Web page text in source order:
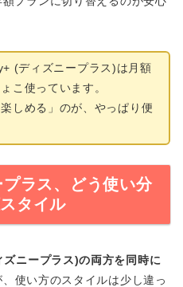
(ディズニープラス)は月額
こ使っています。
楽しめる」のが、やっぱり便
ラス、どう使い分
タイル
ニープラス)の両方を同時に
、使い方のスタイルは少し違っ